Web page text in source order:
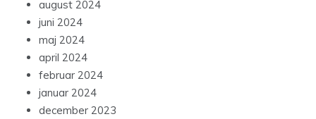
august 2024
juni 2024
maj 2024
april 2024
februar 2024
januar 2024
december 2023